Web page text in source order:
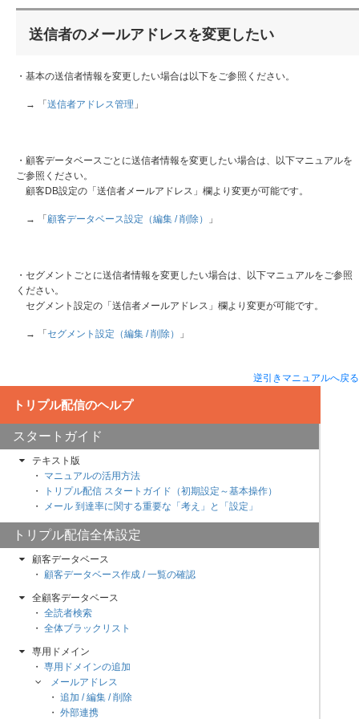
送信者のメールアドレスを変更したい
・基本の送信者情報を変更したい場合は以下をご参照ください。
→ 「送信者アドレス管理 」
・顧客データベースごとに送信者情報を変更したい場合は、以下マニュアルを
ご参照ください。
顧客DB設定の「送信者メールアドレス」欄より変更が可能です。
→ 「顧客データベース設定（編集 / 削除） 」
・セグメントごとに送信者情報を変更したい場合は、以下マニュアルをご参照
ください。
セグメント設定の「送信者メールアドレス」欄より変更が可能です。
→ 「セグメント設定（編集 / 削除） 」
逆引きマニュアルへ戻る
スタートガイド
テキスト版
マニュアルの活用方法
トリプル配信 スタートガイド（初期設定～基本操作）
メール 到達率に関する重要な「考え」と「設定」
トリプル配信全体設定
顧客データベース
顧客データベース作成 / 一覧の確認
全顧客データベース
全読者検索
全体ブラックリスト
専用ドメイン
専用ドメインの追加
メールアドレス
追加 / 編集 / 削除
外部連携